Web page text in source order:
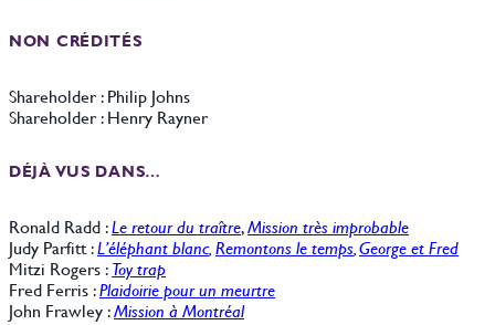
NON CRÉDITÉS
Shareholder : Philip Johns
Shareholder : Henry Rayner
DÉJÀ VUS DANS…
Ronald Radd :Le retour du traître,Mission très improbable
Judy Parfitt :L’éléphant blanc,Remontons le temps,George et Fred
Mitzi Rogers :Toy trap
Fred Ferris :Plaidoirie pour un meurtre
John Frawley :Mission à Montréal